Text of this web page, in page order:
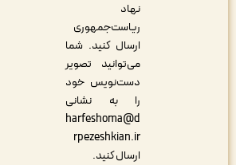
ریاست‌جمهوری
ارسال کنید. شما
می‌توانید تصویر
دست‌نویس خود
را به نشانی
harfeshoma@d
rpezeshkian.ir
ارسال کنید.